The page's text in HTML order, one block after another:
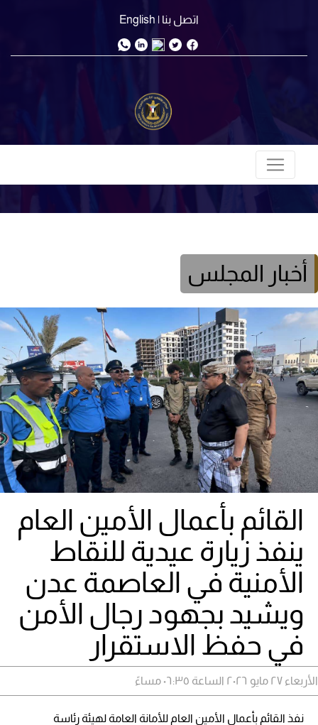
اتصل بنا | English
أخبار المجلس
القائم بأعمال الأمين العام
ينفذ زيارة عيدية للنقاط
الأمنية في العاصمة عدن
ويشيد بجهود رجال الأمن
في حفظ الاستقرار
الأربعاء ٢٧ مايو ٢٠٢٦ الساعة ٠٦:٣٥ مساءً
نفذ القائم بأعمال الأمين العام للأمانة العامة لهيئة رئاسة